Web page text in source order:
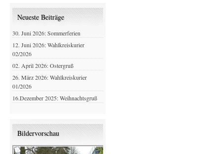
Neueste Beiträge
30. Juni 2026: Sommerferien
12. Juni 2026: Wahlkreiskurier
02/2026
02. April 2026: Ostergruß
26. März 2026: Wahlkreiskurier
01/2026
16.Dezember 2025: Weihnachtsgruß
Bildervorschau